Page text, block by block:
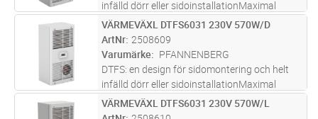
infälld dörr eller sidoinstallationMaximal
energieffektivitet för betydande
energibesparingar och minskade
driftkostnaderEnergisparlägen ingår som
standard...läs mer
ST Lägg i kundvagn
VÄRMEVÄXL DTFS6031 230V 570W/D
ArtNr 2508609
Varumärke
PFANNENBERG
DTFS: en design för sidomontering och helt
infälld dörr eller sidoinstallationMaximal
energieffektivitet för betydande
energibesparingar och minskade
ST Lägg i kundvagn
VÄRMEVÄXL DTFS6031 230V 570W/L